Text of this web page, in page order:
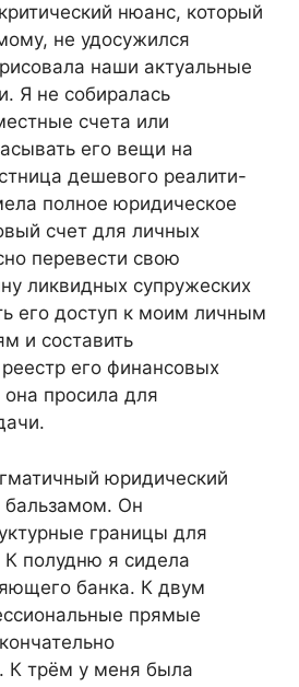
нюанс, который
не удосужился
наши актуальные
Я не собиралась
счета или
его вещи на
дешевого реалити-
полное юридическое
счет для личных
перевести свою
ликвидных супружеских
его доступ к моим личным
и составить
его финансовых
она просила для
юридический
бальзамом. Он
границы для
полудню я сидела
банка. К двум
прямые
К трём у меня была